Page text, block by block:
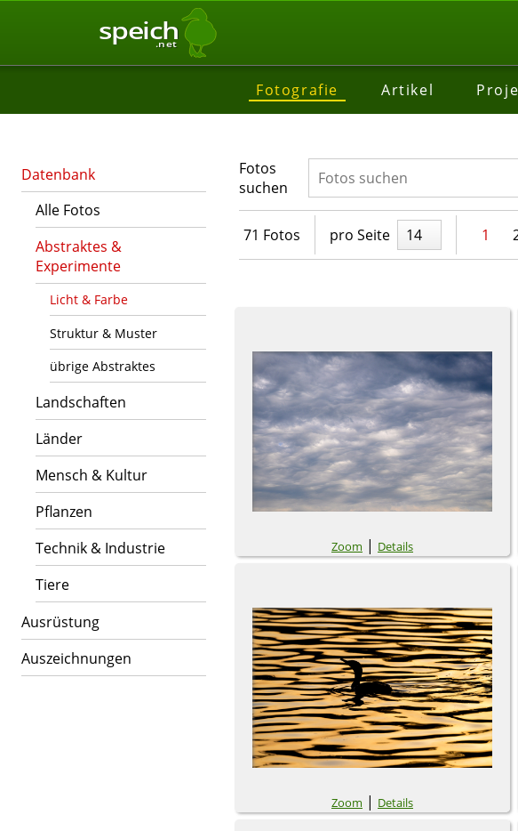
speich
.net
Fotografie Artikel
Datenbank
Alle Fotos
Abstraktes &
Experimente
Licht & Farbe
Struktur & Muster
übrige Abstraktes
Landschaften
Länder
Mensch & Kultur
Pflanzen
Technik & Industrie
Tiere
Ausrüstung
Auszeichnungen
Fotos
suchen
71 Fotos pro Seite 14 1
Zoom | Details
Zoom | Details